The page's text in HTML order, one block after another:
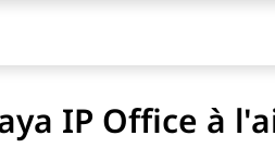
IP Office à